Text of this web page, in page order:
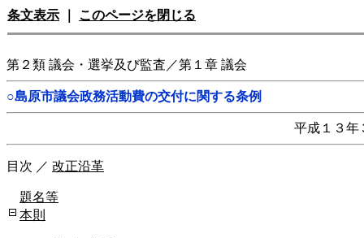
条文表示 このページを閉じる
第２類 議会・選挙及び監査／第１章 議会
○島原市議会政務活動費の交付に関する条例
平成１３年
目次 ／ 改正沿革
題名等
本則